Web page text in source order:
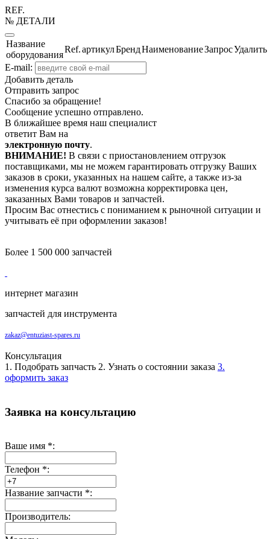
REF.
№ ДЕТАЛИ
Название
оборудования
Ref.артикулБрендНаименованиеЗапросУдалить
E-mail:
Добавить деталь
Отправить запрос
Спасибо за обращение!
Сообщение успешно отправлено.
В ближайшее время наш специалист
ответит Вам на
электронную почту.
ВНИМАНИЕ! В связи с приостановлением отгрузок
поставщиками, мы не можем гарантировать отгрузку Ваших
заказов в сроки, указанных на нашем сайте, а также из-за
изменения курса валют возможна корректировка цен,
заказанных Вами товаров и запчастей.
Просим Вас отнестись с пониманием к рыночной ситуации и
учитывать её при оформлении заказов!
Более 1 500 000 запчастей
интернет магазин
запчастей для инструмента
zakaz@entuziast-spares.ru
Консультация
1. Подобрать запчасть 2. Узнать о состоянии заказа 3.
оформить заказ
Заявка на консультацию
Ваше имя *:
Телефон *:
Название запчасти *:
Производитель: